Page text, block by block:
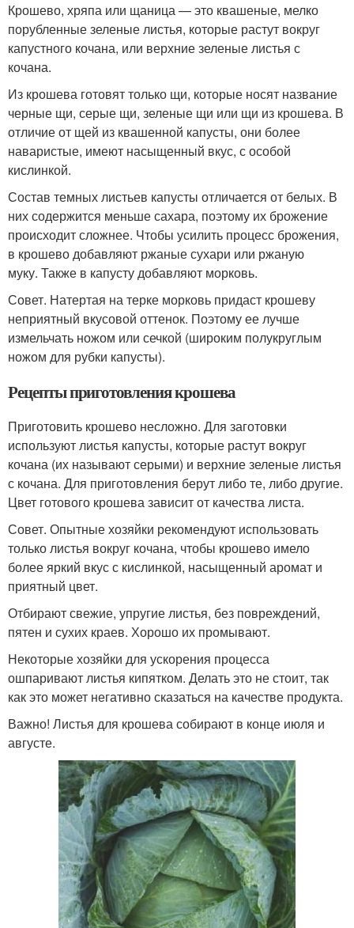
Крошево, хряпа или щаница — это квашеные, мелко
порубленные зеленые листья, которые растут вокруг
капустного кочана, или верхние зеленые листья с
кочана.
Из крошева готовят только щи, которые носят название
черные щи, серые щи, зеленые щи или щи из крошева. В
отличие от щей из квашенной капусты, они более
наваристые, имеют насыщенный вкус, с особой
кислинкой.
Состав темных листьев капусты отличается от белых. В
них содержится меньше сахара, поэтому их брожение
происходит сложнее. Чтобы усилить процесс брожения,
в крошево добавляют ржаные сухари или ржаную
муку. Также в капусту добавляют морковь.
Совет. Натертая на терке морковь придаст крошеву
неприятный вкусовой оттенок. Поэтому ее лучше
измельчать ножом или сечкой (широким полукруглым
ножом для рубки капусты).
Рецепты приготовления крошева
Приготовить крошево несложно. Для заготовки
используют листья капусты, которые растут вокруг
кочана (их называют серыми) и верхние зеленые листья
с кочана. Для приготовления берут либо те, либо другие.
Цвет готового крошева зависит от качества листа.
Совет. Опытные хозяйки рекомендуют использовать
только листья вокруг кочана, чтобы крошево имело
более яркий вкус с кислинкой, насыщенный аромат и
приятный цвет.
Отбирают свежие, упругие листья, без повреждений,
пятен и сухих краев. Хорошо их промывают.
Некоторые хозяйки для ускорения процесса
ошпаривают листья кипятком. Делать это не стоит, так
как это может негативно сказаться на качестве продукта.
Важно! Листья для крошева собирают в конце июля и
августе.